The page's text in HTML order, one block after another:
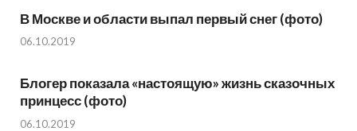
В Москве и области выпал первый снег (фото)
06.10.2019
Блогер показала «настоящую» жизнь сказочных
принцесс (фото)
06.10.2019